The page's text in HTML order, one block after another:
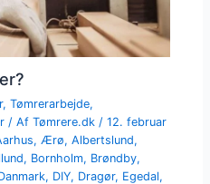
,Tømrerarbejde,
/ AfTømrere.dk /12. februar
, Ærø,Albertslund,
, Bornholm, Brøndby,
, DIY, Dragør, Egedal,